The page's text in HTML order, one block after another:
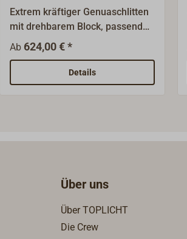
Extrem kräftiger Genuaschlitten
mit drehbarem Block, passend
zu den WILMEX-
Decksschienen.Bronze poliert,
mit kräftiger Rolle.Integrierter
federbelasteter Stopper mit
Ab 624,00 € *
Details
Über uns
Über TOPLICHT
Die Crew